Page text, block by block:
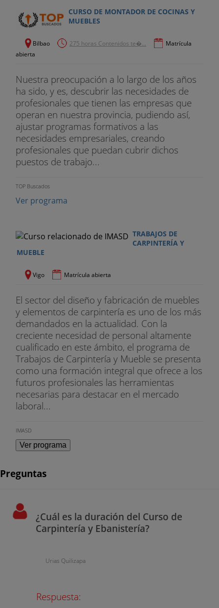
CURSO DE MONTADOR DE COCINAS Y
MUEBLES
Bilbao 275 horas Contenidos te�...
Matrícula
abierta
Nuestra preocupación a lo largo de los años
ha sido, y es, descubrir las necesidades de
profesionales que tienen las empresas que
operan en nuestra provincia, pudiendo así,
ajustar programas formativos a las
necesidades empresariales, creando
profesionales que puedan cubrir dichos
puestos de trabajo...
TOP Buscados
Ver programa
TRABAJOS DE
CARPINTERÍA Y
MUEBLE
Vigo Matrícula abierta
El sector del diseño y fabricación de muebles
y elementos de carpintería es uno de los más
demandados en la actualidad. Con la
creciente necesidad de personal altamente
cualificado en este ámbito, el programa de
Trabajos de Carpintería y Mueble se presenta
como una formación integral que ofrece a los
futuros profesionales las herramientas
necesarias para destacar en el mercado
laboral...
IMASD
Ver programa
Preguntas
¿Cuál es la duración del Curso de
Carpintería y Ebanistería?
Urias Quilizapa
Respuesta: